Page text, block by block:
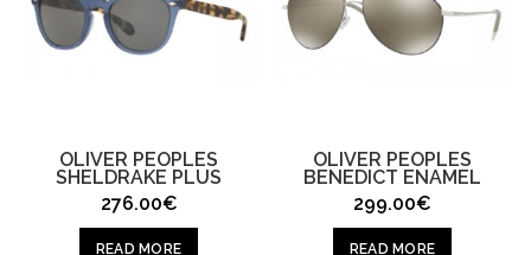
OLIVER PEOPLES
SHELDRAKE PLUS
276.00€
READ MORE
OLIVER PEOPLES
BENEDICT ENAMEL
299.00€
READ MORE